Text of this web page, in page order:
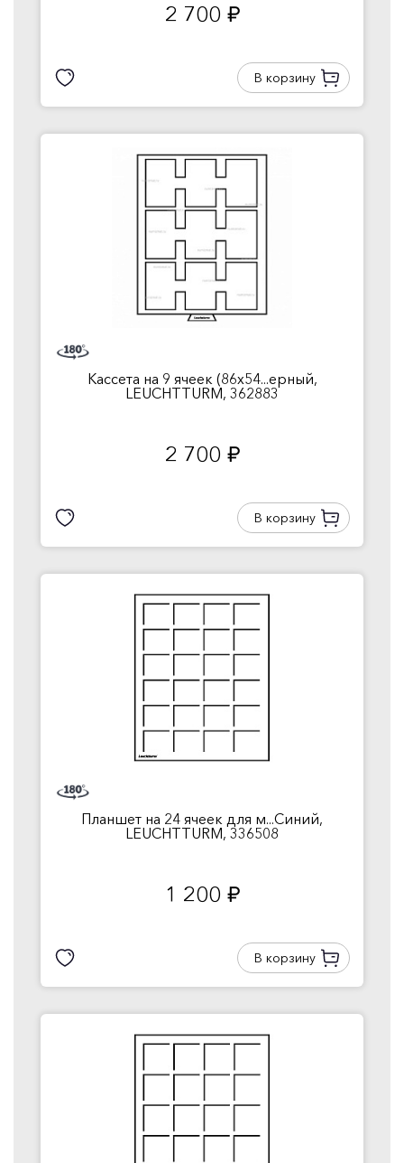
2 700 руб.
В корзину
Кассета на 9 ячеек (86х54...ерный,
LEUCHTТURM, 362883
2 700 руб.
В корзину
Планшет на 24 ячеек для м...Синий,
LEUCHTTURM, 336508
1 200 руб.
В корзину